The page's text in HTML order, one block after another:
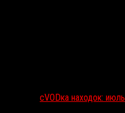
сVODка находок: июль